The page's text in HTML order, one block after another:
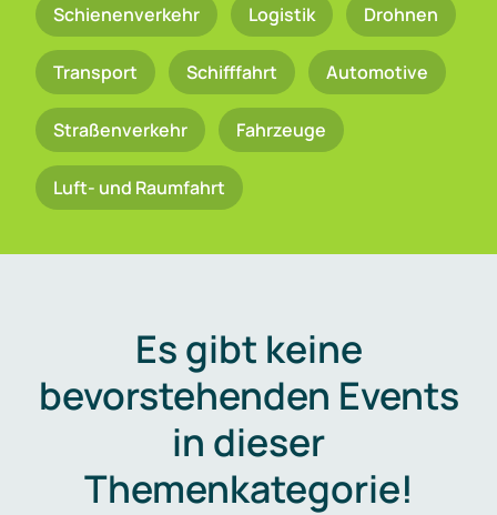
Schienenverkehr Logistik Drohnen
Transport Schifffahrt Automotive
Straßenverkehr Fahrzeuge
Luft- und Raumfahrt
Es gibt keine
bevorstehenden Events
in dieser
Themenkategorie!